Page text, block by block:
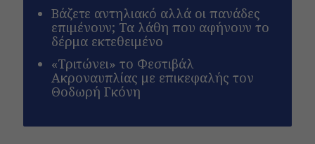
Βάζετε αντηλιακό αλλά οι πανάδες
επιμένουν; Τα λάθη που αφήνουν το
δέρμα εκτεθειμένο
«Τριτώνει» το Φεστιβάλ
Ακροναυπλίας με επικεφαλής τον
Θοδωρή Γκόνη